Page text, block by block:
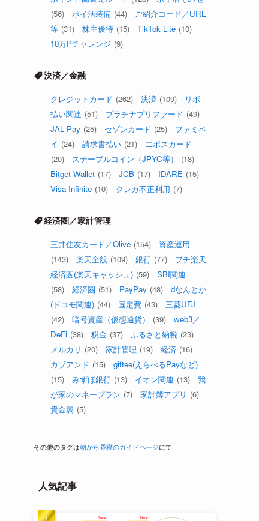
(56)
ポイ活装備 (44)
ご紹介コード／URL
等 (31) 株主優待 (15) TikTok Lite (10)
10万Pチャレンジ (9)
決済／金融
クレジットカード (262) 決済 (109)
リボ
払い関連 (51) プラチナプリファード (49)
JAL Pay (25) セゾンカード (25)
ファミペ
イ (24) 請求書払い (21)
エポスカード
(20)
ステーブルコイン（JPYC等）
(18)
Bitget Wallet (17) JCB (17) IDARE (15)
Visa Infinite (10) クレカ不正利用 (7)
経済圏／家計管理
三井住友カード／Olive (154)
資産運用
(143)
楽天全般 (109) 銀行 (77)
プチ楽天
経済圏(楽天キャッシュ) (59)
SBI関連
(58)
経済圏 (51) PayPay (48)
dなんとか
(ドコモ関連) (44) 固定費 (43)
三菱UFJ
(42)
暗号資産（仮想通貨） (39)
web3／
DeFi (38) 税金 (37) ふるさと納税 (23)
メルカリ (20) 家計管理 (19) 経済 (16)
カブアンド (15)
giftee(えらべるPayなど)
(15)
みずほ銀行 (13) イオン関連 (13)
我
が家のマネープラン (7) 家計簿アプリ (6)
貴金属 (5)
その他のタグは朝から昼寝のガイドページにて
人気記事